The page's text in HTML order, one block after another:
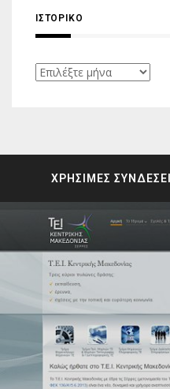
ΙΣΤΟΡΙΚΌ
Ιστορικό
ΧΡΗΣΙΜΕΣ